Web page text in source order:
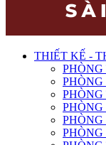
THIẾT KẾ -